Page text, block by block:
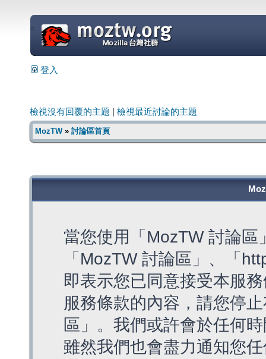
=
登入
檢視沒有回覆的主題 檢視最近討論的主題
MozTW» 討論區首頁
當您使用「MozTW 討論
「MozTW 討論區」、「
即表示您已同意接受本服
服務條款的內容，請您停
區」。我們或許會於任何
雖然我們也會盡力通知您